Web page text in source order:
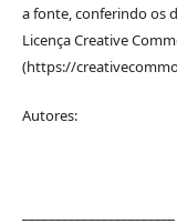
a fonte, conferindo os
Licença Creative
(https://
Autores: